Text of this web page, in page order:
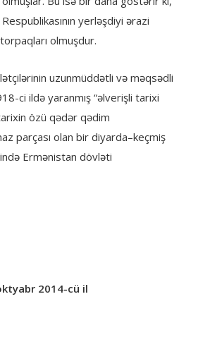
yerləşdiyi ərazi
olmuşdur.
uzunmüddətli və məqsədli
ci ildə yaranmış “əlverişli tarixi
özü qədər qədim
parçası olan bir diyarda–keçmiş
Ermənistan dövləti
2014-cü il